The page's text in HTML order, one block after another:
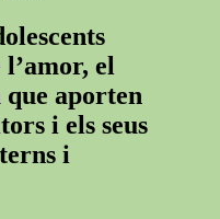
el
aporten
i els seus
i